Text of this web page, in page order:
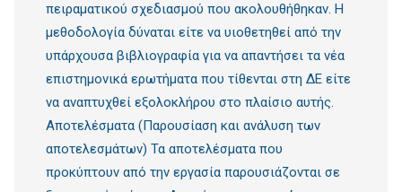
πειραματικού σχεδιασμού που ακολουθήθηκαν. Η
μεθοδολογία δύναται είτε να υιοθετηθεί από την
υπάρχουσα βιβλιογραφία για να απαντήσει τα νέα
επιστημονικά ερωτήματα που τίθενται στη ΔΕ είτε
να αναπτυχθεί εξολοκλήρου στο πλαίσιο αυτής.
Αποτελέσματα (Παρουσίαση και ανάλυση των
αποτελεσμάτων) Τα αποτελέσματα που
προκύπτουν από την εργασία παρουσιάζονται σε